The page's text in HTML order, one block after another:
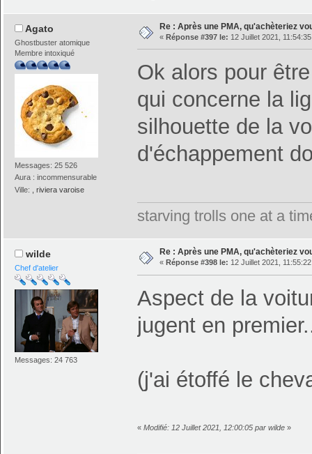
Agato
Ghostbuster atomique
Membre intoxiqué
Messages: 25 526
Aura : incommensurable
Ville:
, riviera varoise
Re : Après une PMA, qu'achèteriez
« Réponse #397 le: 12 Juillet 2021,
Ok alors pour
qui concerne la
silhouette de la
d'échappement
starving trolls one at a
wilde
Chef d'atelier
Messages: 24 763
Re : Après une PMA, qu'achèteriez
« Réponse #398 le: 12 Juillet 2021,
Aspect de la
jugent en
(j'ai étoffé le
« Modifié: 12 Juillet 2021, 12:00:05 par wilde»